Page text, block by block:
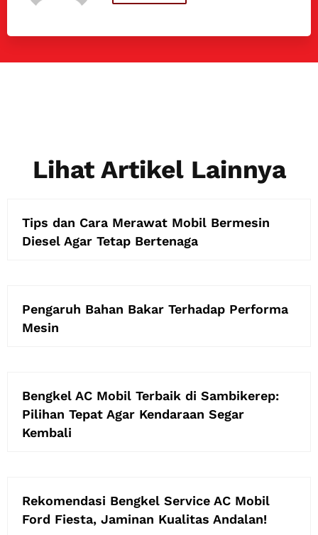
Lihat Artikel Lainnya
Tips dan Cara Merawat Mobil Bermesin
Diesel Agar Tetap Bertenaga
Pengaruh Bahan Bakar Terhadap Performa
Mesin
Bengkel AC Mobil Terbaik di Sambikerep:
Pilihan Tepat Agar Kendaraan Segar
Kembali
Rekomendasi Bengkel Service AC Mobil
Ford Fiesta, Jaminan Kualitas Andalan!